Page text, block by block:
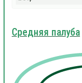
Средняя палуба